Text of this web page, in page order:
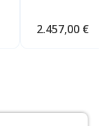
2.457,00 €